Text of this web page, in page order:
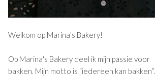
Welkom op Marina's Bakery!
Op Marina's Bakery deel ik mijn passie voor
bakken. Mijn motto is “iedereen kan bakken”.